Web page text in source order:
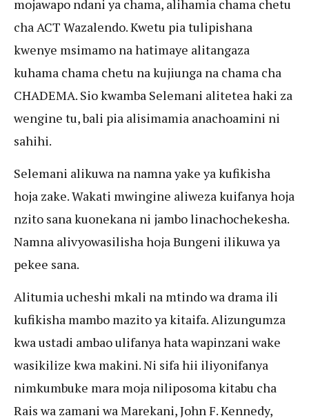
mojawapo ndani ya chama, alihamia chama chetu
cha ACT Wazalendo. Kwetu pia tulipishana
kwenye msimamo na hatimaye alitangaza
kuhama chama chetu na kujiunga na chama cha
CHADEMA. Sio kwamba Selemani alitetea haki za
wengine tu, bali pia alisimamia anachoamini ni
sahihi.
Selemani alikuwa na namna yake ya kufikisha
hoja zake. Wakati mwingine aliweza kuifanya hoja
nzito sana kuonekana ni jambo linachochekesha.
Namna alivyowasilisha hoja Bungeni ilikuwa ya
pekee sana.
Alitumia ucheshi mkali na mtindo wa drama ili
kufikisha mambo mazito ya kitaifa. Alizungumza
kwa ustadi ambao ulifanya hata wapinzani wake
wasikilize kwa makini. Ni sifa hii iliyonifanya
nimkumbuke mara moja niliposoma kitabu cha
Rais wa zamani wa Marekani, John F. Kennedy,